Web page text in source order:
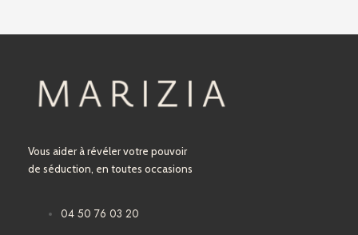
Vous aider à révéler votre pouvoir
de séduction, en toutes occasions
04 50 76 03 20